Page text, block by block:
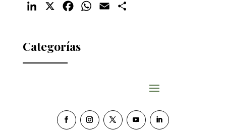
LinkedIn FacebookWhatsApp
Email
Categorías